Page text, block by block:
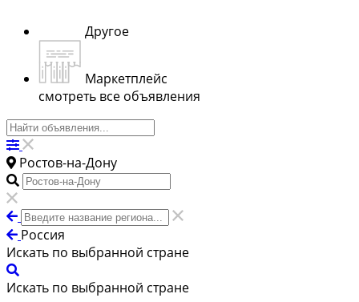
Другое
Маркетплейс
смотреть все объявления
Ростов-на-Дону
Россия
Искать по выбранной стране
Искать по выбранной стране